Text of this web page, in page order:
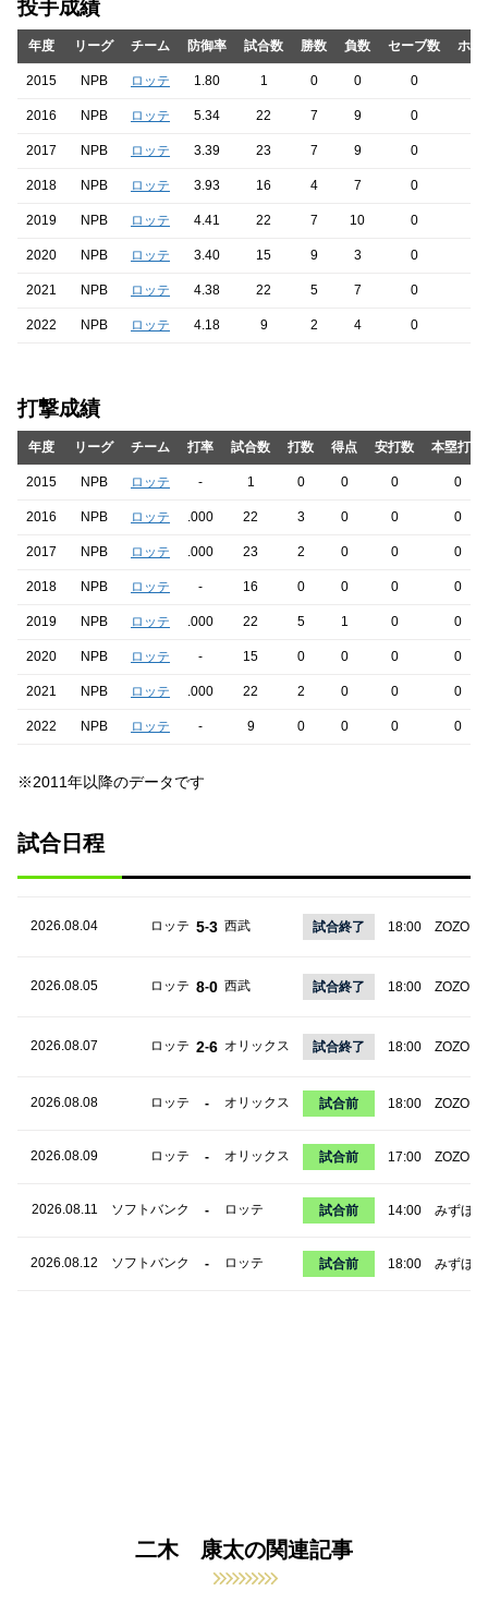
投手成績
年度 リーグ チーム 防御率 試合数 勝数 負数 セーブ数 ホー
2015 NPB ロッテ 1.80 1 0 0 0
2016 NPB ロッテ 5.34 22 7 9 0
2017 NPB ロッテ 3.39 23 7 9 0
2018 NPB ロッテ 3.93 16 4 7 0
2019 NPB ロッテ 4.41 22 7 10 0
2020 NPB ロッテ 3.40 15 9 3 0
2021 NPB ロッテ 4.38 22 5 7 0
2022 NPB ロッテ 4.18 9 2 4 0
打撃成績
年度 リーグ チーム 打率 試合数 打数 得点 安打数 本塁打数
2015 NPB ロッテ - 1 0 0 0 0
2016 NPB ロッテ .000 22 3 0 0 0
2017 NPB ロッテ .000 23 2 0 0 0
2018 NPB ロッテ - 16 0 0 0 0
2019 NPB ロッテ .000 22 5 1 0 0
2020 NPB ロッテ - 15 0 0 0 0
2021 NPB ロッテ .000 22 2 0 0 0
2022 NPB ロッテ - 9 0 0 0 0
※2011年以降のデータです
試合日程
2026.08.04 ロッテ 5-3 西武 試合終了 18:00 ZOZOマ
2026.08.05 ロッテ 8-0 西武 試合終了 18:00 ZOZOマ
2026.08.07 ロッテ 2-6 オリックス 試合終了 18:00 ZOZOマ
2026.08.08 ロッテ - オリックス 試合前 18:00 ZOZOマ
2026.08.09 ロッテ - オリックス 試合前 17:00 ZOZOマ
2026.08.11 ソフトバンク - ロッテ 試合前 14:00 みずほ
2026.08.12 ソフトバンク - ロッテ 試合前 18:00 みずほ
二木 康太の関連記事